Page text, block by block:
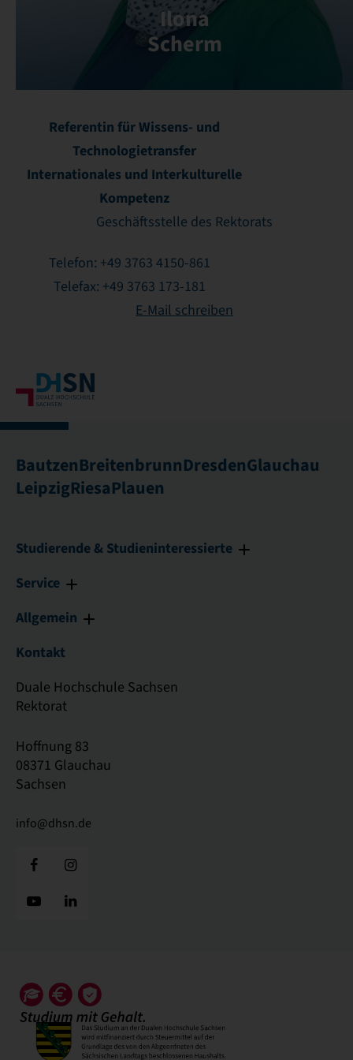
Ilona
Scherm
Referentin für Wissens- und
Technologietransfer
Internationales und Interkulturelle
Kompetenz
Geschäftsstelle des Rektorats
Telefon: +49 3763 4150-861
Telefax: +49 3763 173-181
E-Mail schreiben
BautzenBreitenbrunnDresdenGlauchau
LeipzigRiesaPlauen
Studierende & Studieninteressierte
Service
Allgemein
Kontakt
Duale Hochschule Sachsen
Rektorat
Hoffnung 83
08371 Glauchau
Sachsen
info@dhsn.de